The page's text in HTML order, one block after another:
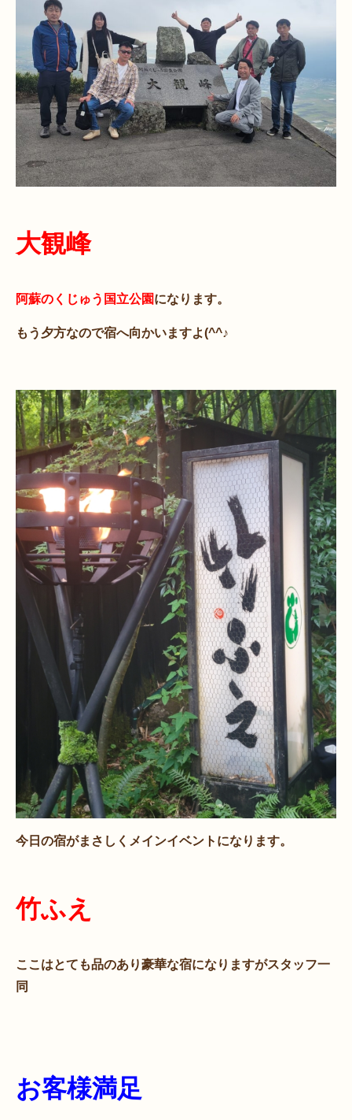
大観峰
阿蘇のくじゅう国立公園になります。
もう夕方なので宿へ向かいますよ(^^♪
今日の宿がまさしくメインイベントになります。
竹ふえ
ここはとても品のあり豪華な宿になりますがスタッフ一
同
お客様満足